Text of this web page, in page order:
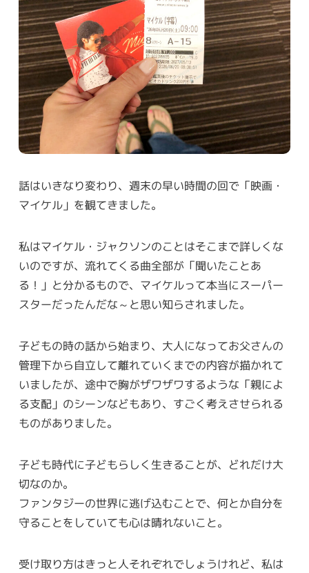
話はいきなり変わり、週末の早い時間の回で「映画・
マイケル」を観てきました。
私はマイケル・ジャクソンのことはそこまで詳しくな
いのですが、流れてくる曲全部が「聞いたことあ
る！」と分かるもので、マイケルって本当にスーパー
スターだったんだな～と思い知らされました。
子どもの時の話から始まり、大人になってお父さんの
管理下から自立して離れていくまでの内容が描かれて
いましたが、途中で胸がザワザワするような「親によ
る支配」のシーンなどもあり、すごく考えさせられる
ものがありました。
子ども時代に子どもらしく生きることが、どれだけ大
切なのか。
ファンタジーの世界に逃げ込むことで、何とか自分を
守ることをしていても心は晴れないこと。
受け取り方はきっと人それぞれでしょうけれど、私は